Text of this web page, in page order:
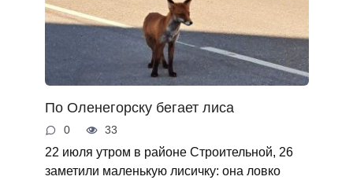
По Оленегорску бегает лиса
0 33
22 июля утром в районе Строительной, 26
заметили маленькую лисичку: она ловко